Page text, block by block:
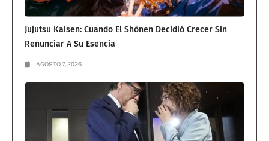
Jujutsu Kaisen: Cuando El Shōnen Decidió Crecer Sin
Renunciar A Su Esencia
AGOSTO 7, 2026